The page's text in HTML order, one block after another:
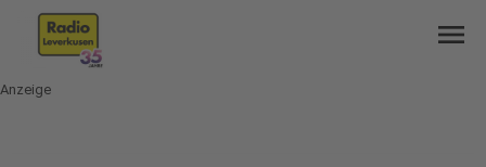
menu
Anzeige